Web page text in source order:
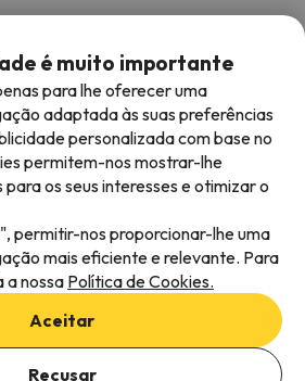
disponíveis
é muito importante
para lhe oferecer uma
adaptada às suas preferências
personalizada com base no
permitem-nos mostrar-lhe
os seus interesses e otimizar o
permitir-nos proporcionar-lhe uma
mais eficiente e relevante. Para
a nossa Política de Cookies.
Aceitar
Recusar